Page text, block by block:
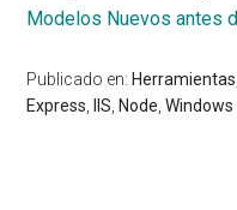
Modelos Nuevos antes
Publicado en: Herramientas
Express
IIS Node ,Windows